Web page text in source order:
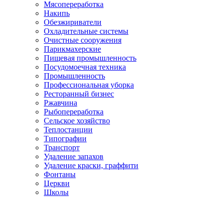
Мясопереработка
Накипь
Обезжириватели
Охладительные системы
Очистные сооружения
Парикмахерские
Пищевая промышленность
Посудомоечная техника
Промышленность
Профессиональная уборка
Ресторанный бизнес
Ржавчина
Рыбопереработка
Сельское хозяйство
Теплостанции
Типографии
Транспорт
Удаление запахов
Удаление краски, граффити
Фонтаны
Церкви
Школы